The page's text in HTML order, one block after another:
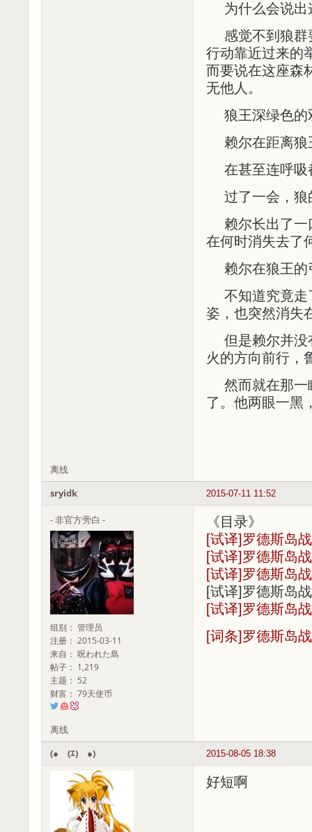
为什么会说
感觉不到狼
行动靠近过来的
而要说在这座森
无他人。
狼王深绿色
赖尔在距离
在甚至连呼
过了一会，
赖尔长出了
在何时消失去了
赖尔在狼王
不知道究竟
姿，也突然消失
但是赖尔并
火的方向前行，
然而就在那
了。他两眼一黑
离线
2015-07-11 11:52
sryidk
- 非官方旁白 -
组别： 管理员
注册： 2015-03-11
来自： 呪われた島
帖子： 1,219
主题： 52
财富： 79天使币
《目录》
[试译]罗德斯岛
[试译]罗德斯岛
[试译]罗德斯岛
[试译]罗德斯岛
[试译]罗德斯岛
[词条]罗德斯岛
离线
2015-08-05 18:38
(●￣(ｴ)￣●)
好短啊